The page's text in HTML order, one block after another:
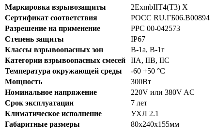
Маркировка взрывозащиты
2ExmbIIT4(T3) X
Сертификат соответствия
РОСС RU.ГБ06.B00894
Разрешение на применение
РРС 00-042573
Степень защиты
IP67
Классы взрывоопасных зон
В-1а, В-1г
Категории взрывоопасных смесей
IIA, IIB, IIC
Температура окружающей среды
-60 +50 °C
Мощность
300Вт
Номинальное напряжение
220V или 380V AC
Срок эксплуатации
7 лет
Климатическое исполнение
УХЛ 2.1
Габаритные размеры
80x240x155мм